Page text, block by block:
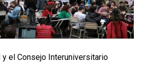
y el Consejo Interuniversitario